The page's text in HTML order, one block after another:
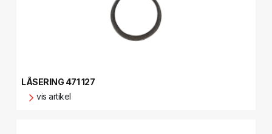
LÅSERING 471 127
vis artikel